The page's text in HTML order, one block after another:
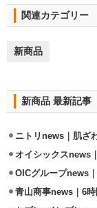
関連カテゴリー
新商品
新商品 最新記事